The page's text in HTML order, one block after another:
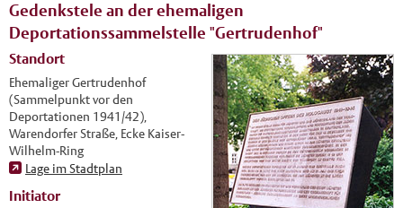
Gedenkstele an der ehemaligen
Deportationssammelstelle "Gertrudenhof"
Standort
Ehemaliger Gertrudenhof
(Sammelpunkt vor den
Deportationen 1941/42),
Warendorfer Straße, Ecke Kaiser-
Wilhelm-Ring
Lage im Stadtplan
Initiator